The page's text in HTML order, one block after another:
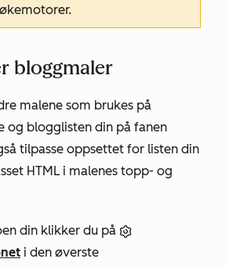
bloggmaler
malene som brukes på
og blogglisten din på fanen
tilpasse oppsettet for listen din
HTML i malenes topp- og
din klikker du på
i den øverste